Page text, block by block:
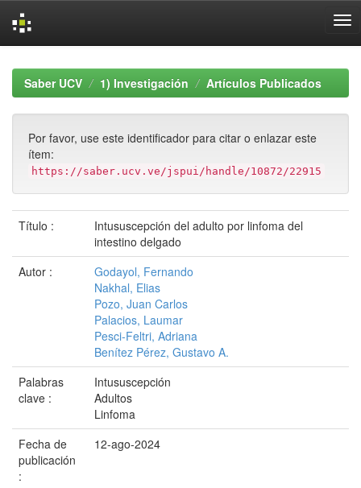
navigationSaber UCV 1) Investigación Artículos Publicados
Por favor, use este identificador para citar o enlazar este
ítem:
https://saber.ucv.ve/jspui/handle/10872/22915
Título :
Intususcepción del adulto por linfoma del
intestino delgado
Autor :
Godayol, Fernando
Nakhal, Elias
Pozo, Juan Carlos
Palacios, Laumar
Pesci-Feltri, Adriana
Benítez Pérez, Gustavo A.
Palabras
clave :
Intususcepción
Adultos
Linfoma
Fecha de
publicación
:
12-ago-2024